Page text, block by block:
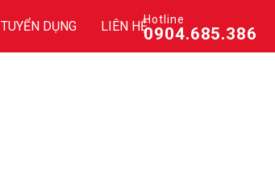
TUYỂN DỤNG LIÊN HỆHotline
0904.685.386